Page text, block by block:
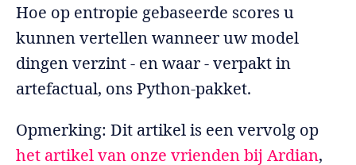
Hoe op entropie gebaseerde scores u
kunnen vertellen wanneer uw model
dingen verzint - en waar - verpakt in
artefactual, ons Python-pakket.
Opmerking: Dit artikel is een vervolg op
het artikel van onze vrienden bij Ardian,